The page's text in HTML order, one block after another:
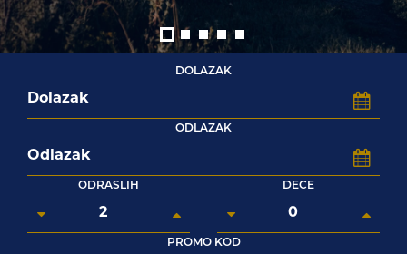
DOLAZAK
ODLAZAK
ODRASLIH DECE
PROMO KOD